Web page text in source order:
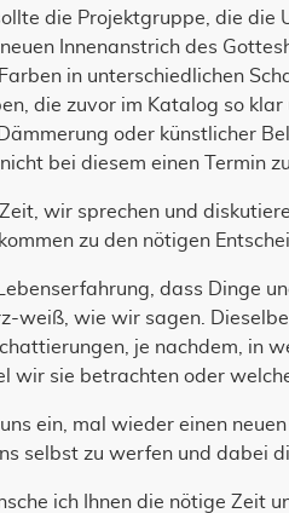
die Projektgruppe, die
Innenanstrich des
in unterschiedlichen
die zuvor im Katalog so
oder künstlicher
bei diesem einen Termin
wir sprechen und
zu den nötigen
dass Dinge
weiß, wie wir sagen.
je nachdem, in
wir sie betrachten oder
ein, mal wieder einen
selbst zu werfen und dabei
ich Ihnen die nötige Zeit